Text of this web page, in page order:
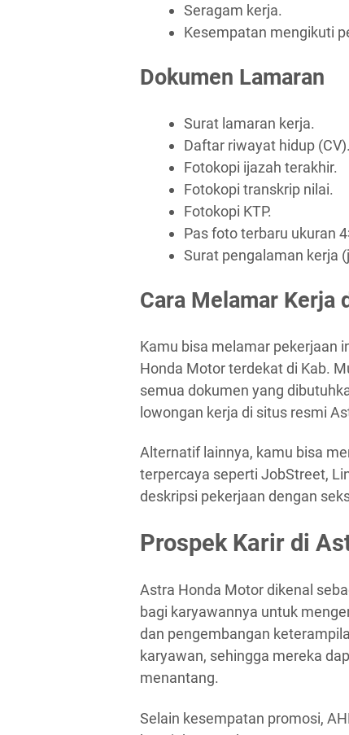
Seragam kerja.
Kesempatan mengikuti
Dokumen Lamaran
Surat lamaran kerja.
Daftar riwayat hidup (CV).
Fotokopi ijazah terakhir.
Fotokopi transkrip nilai.
Fotokopi KTP.
Pas foto terbaru ukuran
Surat pengalaman kerja
Cara Melamar Kerja
Kamu bisa melamar pekerjaan
Honda Motor terdekat di Kab.
semua dokumen yang
lowongan kerja di situs resmi
Alternatif lainnya, kamu bisa
terpercaya seperti JobStreet,
deskripsi pekerjaan dengan
Prospek Karir di
Astra Honda Motor dikenal
bagi karyawannya untuk
dan pengembangan
karyawan, sehingga mereka
menantang.
Selain kesempatan promosi,